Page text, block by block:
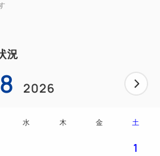
テルです。
（アメニティ・ナイトガウン
況
8 2026
水 木 金 土
1